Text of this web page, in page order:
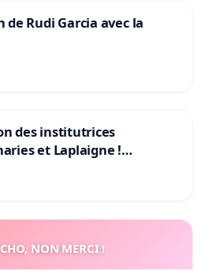
Rudi Garcia avec la
des institutrices
et Laplaigne !
de nos enfants.
NON MERCI !